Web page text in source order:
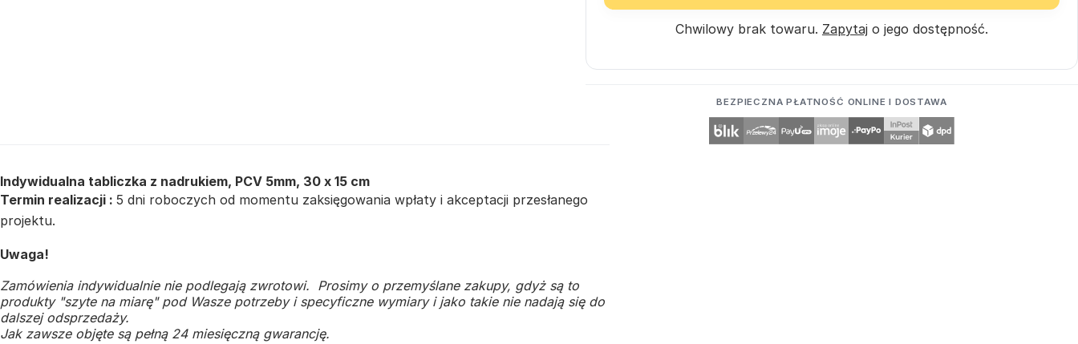
Chwilowy brak towaru. Zapytaj o jego dostępność.
BEZPIECZNA PŁATNOŚĆ ONLINE I DOSTAWA
Indywidualna tabliczka z nadrukiem, PCV 5mm, 30 x 15 cm
Termin realizacji : 5 dni roboczych od momentu zaksięgowania wpłaty i akceptacji przesłanego
projektu.
Uwaga!
Zamówienia indywidualnie nie podlegają zwrotowi. Prosimy o przemyślane zakupy, gdyż są to
produkty "szyte na miarę" pod Wasze potrzeby i specyficzne wymiary i jako takie nie nadają się do
dalszej odsprzedaży.
Jak zawsze objęte są pełną 24 miesięczną gwarancję.